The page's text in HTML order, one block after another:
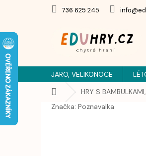
736 625 245
JARO, VELIKONOCE
Domů HRY S
Značka: Poznavalka